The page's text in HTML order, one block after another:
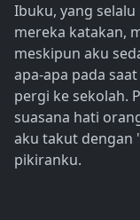
Ibuku, yang
mereka katakan,
meskipun aku
apa-apa pada
pergi ke sekolah.
suasana hati
aku takut dengan
pikiranku.